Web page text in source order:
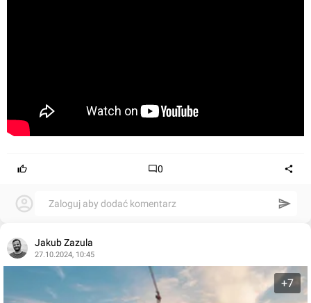
0
Zaloguj aby dodać komentarz
Jakub Zazula
27.10.2024, 10:45
+7